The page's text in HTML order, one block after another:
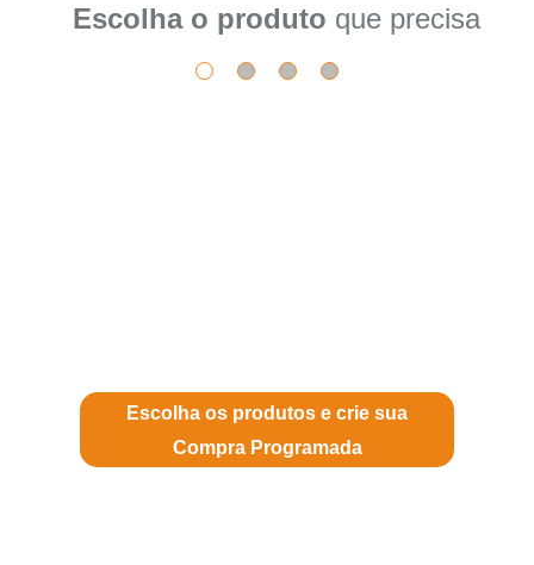
Escolha o produto que precisa
Escolha os produtos e crie sua
Compra Programada